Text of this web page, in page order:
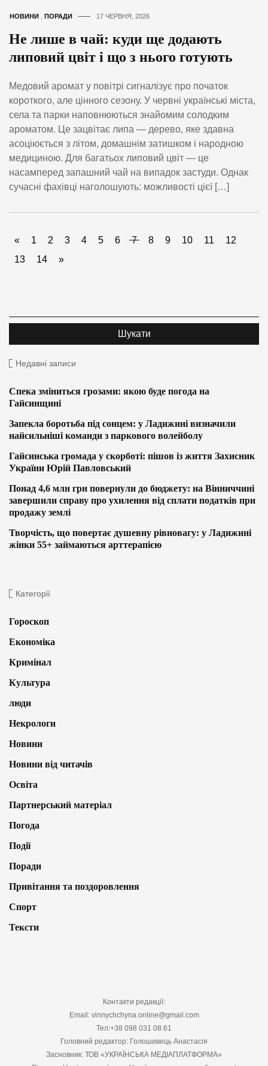
НОВИНИ ПОРАДИ 17 ЧЕРВНЯ, 2026
Не лише в чай: куди ще додають
липовий цвіт і що з нього готують
Медовий аромат у повітрі сигналізує про початок
короткого, але цінного сезону. У червні українські міста,
села та парки наповнюються знайомим солодким
ароматом. Це зацвітає липа — дерево, яке здавна
асоціюється з літом, домашнім затишком і народною
медициною. Для багатьох липовий цвіт — це
насамперед запашний чай на випадок застуди. Однак
сучасні фахівці наголошують: можливості цієї […]
« 1 2 3 4 5 6 7 8 9 10 11
12
13
14 »
Недавні записи
Спека зміниться грозами: якою буде погода на
Гайсинщині
Запекла боротьба під сонцем: у Ладижині визначили
найсильніші команди з паркового волейболу
Гайсинська громада у скорботі: пішов із життя Захисник
України Юрій Павловський
Понад 4,6 млн грн повернули до бюджету: на Вінниччині
завершили справу про ухилення від сплати податків при
продажу землі
Творчість, що повертає душевну рівновагу: у Ладижині
жінки 55+ займаються арттерапією
Категорії
Гороскоп
Економіка
Кримінал
Культура
люди
Некрологи
Новини
Новини від читачів
Освіта
Партнерський матеріал
Погода
Події
Поради
Привітання та поздоровлення
Спорт
Тексти
Контакти редакції:
Email: vinnychchyna.online@gmail.com
Тел:+38 098 031 08 61
Головний редактор: Голошивець Анастасія
Засновник: ТОВ «УКРАЇНСЬКА МЕДІАПЛАТФОРМА»